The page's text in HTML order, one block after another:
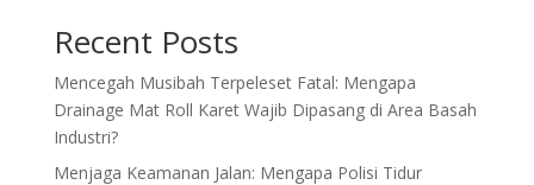
Recent Posts
Mencegah Musibah Terpeleset Fatal: Mengapa
Drainage Mat Roll Karet Wajib Dipasang di Area Basah
Industri?
Menjaga Keamanan Jalan: Mengapa Polisi Tidur